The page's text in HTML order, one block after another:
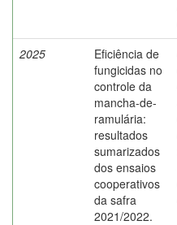
2025
Eficiência de
fungicidas no
controle da
mancha-de-
ramulária:
resultados
sumarizados
dos ensaios
cooperativos
da safra
2021/2022.